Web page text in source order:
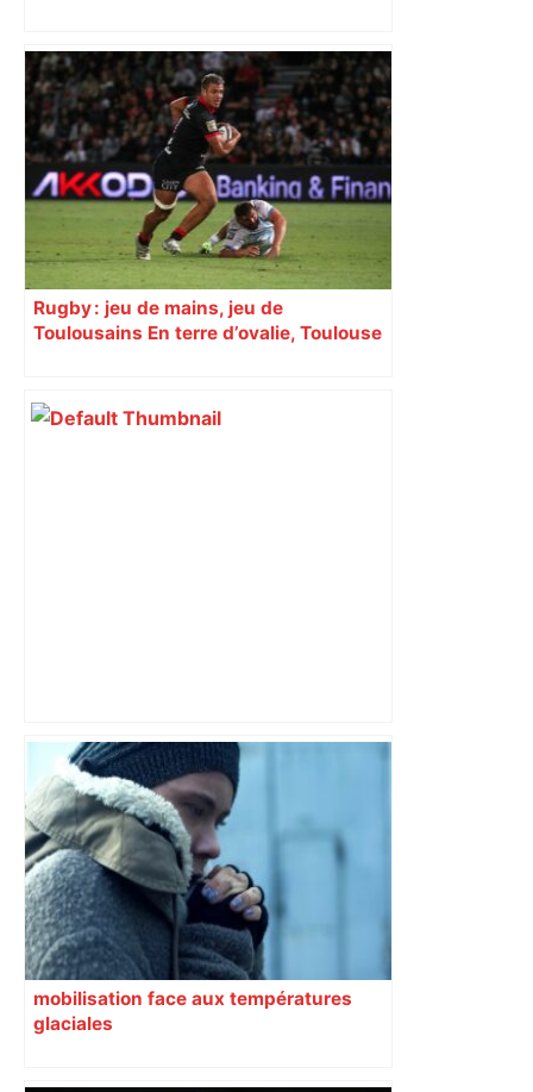
Rugby : jeu de mains, jeu de
Toulousains En terre d’ovalie, Toulouse
revendiquant surtout son art du jeu en
mouvement, vif et spectaculaire.
Lyon-Toulouse : le loup Graou, l’entrée
fracassante de Dupont, le craquage
lyonnais… Les tops et les flops – Le
Figaro
mobilisation face aux températures
glaciales